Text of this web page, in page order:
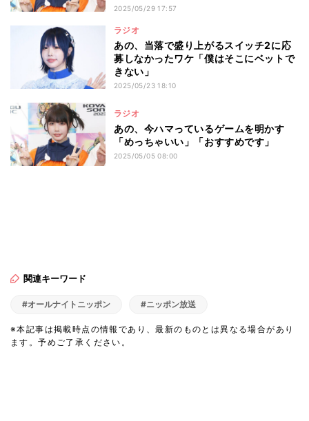
2025/05/29 17:57
ラジオ
あの、当落で盛り上がるスイッチ2に応
募しなかったワケ「僕はそこにベットで
きない」
2025/05/23 18:10
ラジオ
あの、今ハマっているゲームを明かす
「めっちゃいい」「おすすめです」
2025/05/05 08:00
関連キーワード
#オールナイトニッポン #ニッポン放送
※本記事は掲載時点の情報であり、最新のものとは異なる場合があり
ます。予めご了承ください。